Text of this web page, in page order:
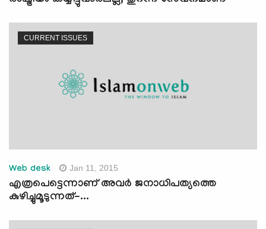
CURRENT ISSUES
Web desk Jan 11, 2015
എത്രപെട്ടെന്നാണ് അവര്‍ ജനാധിപത്യത്തെ
കുഴിച്ചുമൂടുന്നത്-...